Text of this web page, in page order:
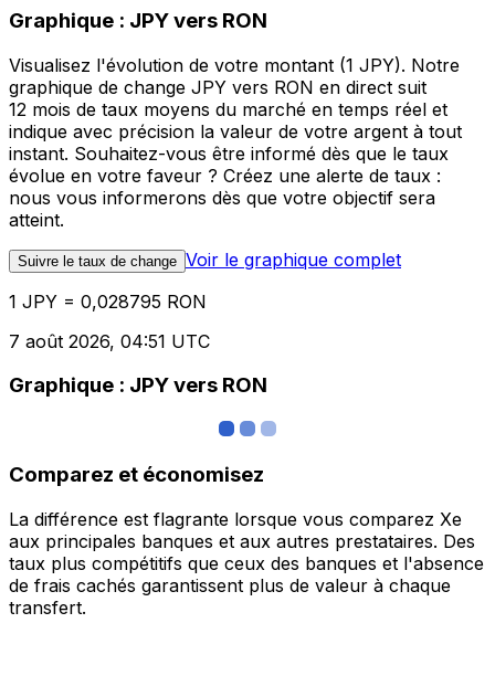
Graphique : JPY vers RON
Visualisez l'évolution de votre montant (1 JPY). Notre
graphique de change JPY vers RON en direct suit
12 mois de taux moyens du marché en temps réel et
indique avec précision la valeur de votre argent à tout
instant. Souhaitez-vous être informé dès que le taux
évolue en votre faveur ? Créez une alerte de taux :
nous vous informerons dès que votre objectif sera
atteint.
Suivre le taux de change Voir le graphique complet
1 JPY = 0,028795 RON
7 août 2026, 04:51 UTC
Graphique : JPY vers RON
Comparez et économisez
La différence est flagrante lorsque vous comparez Xe
aux principales banques et aux autres prestataires. Des
taux plus compétitifs que ceux des banques et l'absence
de frais cachés garantissent plus de valeur à chaque
transfert.